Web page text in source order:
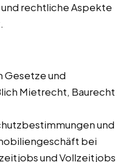
rechtliche Aspekte
Gesetze und
Mietrecht, Baurecht
und
bei
und Vollzeitjobs